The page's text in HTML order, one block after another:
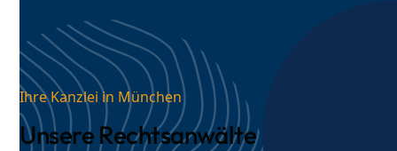
Ihre Kanzlei in München
Unsere Rechtsanwälte